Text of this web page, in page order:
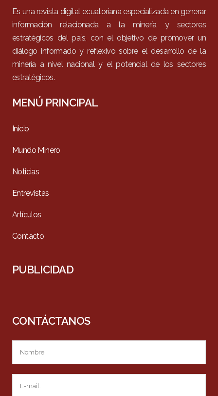
Es una revista digital ecuatoriana especializada en generar
información relacionada a la minería y sectores
estratégicos del país, con el objetivo de promover un
diálogo informado y reflexivo sobre el desarrollo de la
minería a nivel nacional y el potencial de los sectores
estratégicos.
MENÚ PRINCIPAL
Inicio
Mundo Minero
Noticias
Entrevistas
Artículos
Contacto
PUBLICIDAD
CONTÁCTANOS